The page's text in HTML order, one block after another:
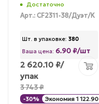
Достаточно
Арт.: CF2311-38/Дуэт/К
Шт. в упаковке: 380
Ваша цена: 6.90 ₽/шт
2 620.10 ₽/
упак
3 743₽
-30% Экономия 1 122.90